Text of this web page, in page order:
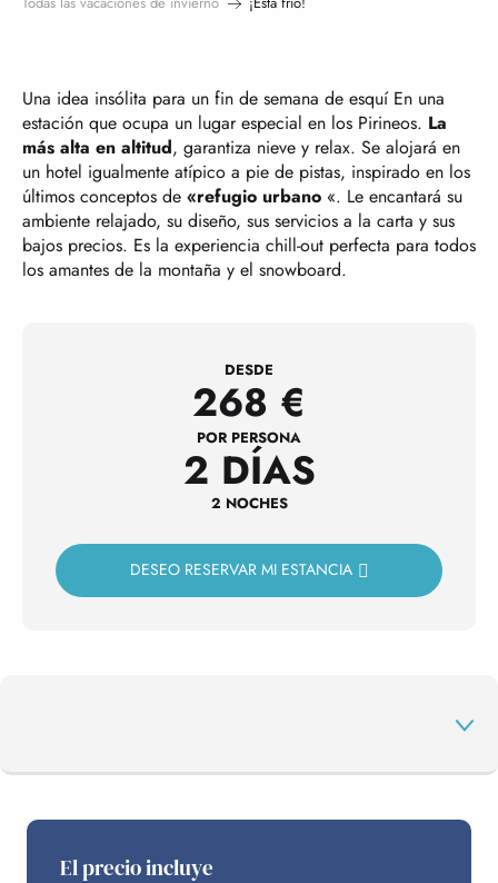
Una idea insólita para un fin de semana de esquí En una
estación que ocupa un lugar especial en los Pirineos. La
más alta en altitud, garantiza nieve y relax. Se alojará en
un hotel igualmente atípico a pie de pistas, inspirado en los
últimos conceptos de «refugio urbano «. Le encantará su
ambiente relajado, su diseño, sus servicios a la carta y sus
bajos precios. Es la experiencia chill-out perfecta para todos
los amantes de la montaña y el snowboard.
DESDE
268 €
POR PERSONA
2 DÍAS
2 NOCHES
DESEO RESERVAR MI ESTANCIA
El precio incluye